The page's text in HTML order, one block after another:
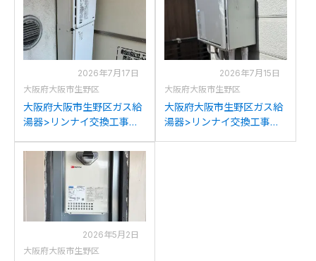
2026年7月17日
大阪府大阪市生野区
大阪府大阪市生野区ガス給
湯器>リンナイ交換工事施
VK1610Wからリンナイ
RUX-A1616W(A)-Eへの交
2026年7月15日
大阪府大阪市生野区
大阪府大阪市生野区ガス給
湯器>リンナイ交換工事施
2026年5月2日
大阪府大阪市生野区